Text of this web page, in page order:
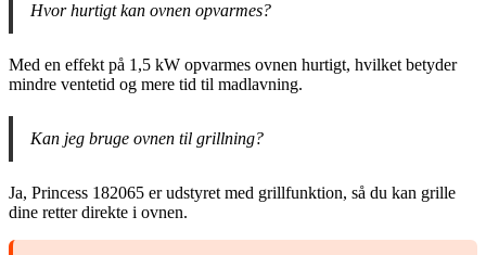
Hvor hurtigt kan ovnen opvarmes?
Med en effekt på 1,5 kW opvarmes ovnen hurtigt, hvilket betyder
mindre ventetid og mere tid til madlavning.
Kan jeg bruge ovnen til grillning?
Ja, Princess 182065 er udstyret med grillfunktion, så du kan grille
dine retter direkte i ovnen.